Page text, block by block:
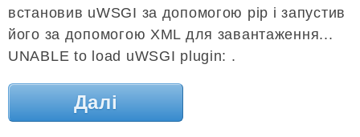
встановив uWSGI за допомогою pip і запустив
його за допомогою XML для завантаження...
UNABLE to load uWSGI plugin: .
Далі